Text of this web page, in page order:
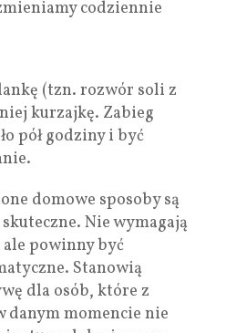
codziennie
(tzn. rozwór soli z
kurzajkę. Zabieg
pół godziny i być
domowe sposoby są
Nie wymagają
powinny być
Stanowią
dla osób, które z
danym momencie nie